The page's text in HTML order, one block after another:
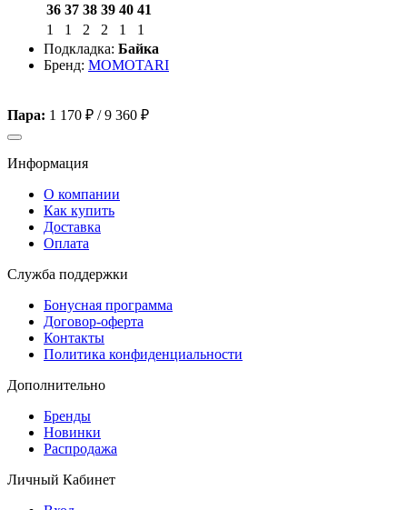
36 37 38 39 40 41
1
1 2 2 1
1
Подкладка: Байка
Бренд: MOMOTARI
Пара: 1 170 ₽ /9 360 ₽
Информация
О компании
Как купить
Доставка
Оплата
Служба поддержки
Бонусная программа
Договор-оферта
Контакты
Политика конфиденциальности
Дополнительно
Бренды
Новинки
Распродажа
Личный Кабинет